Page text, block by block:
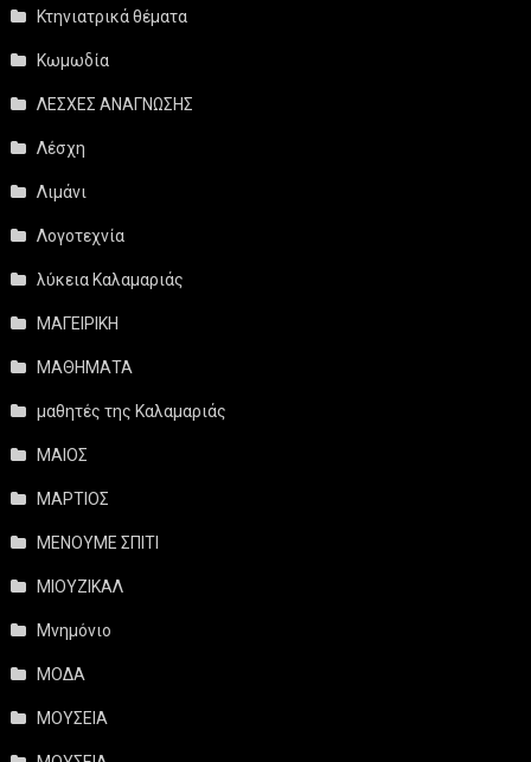
Κτηνιατρικά θέματα
Κωμωδία
ΛΕΣΧΕΣ ΑΝΑΓΝΩΣΗΣ
Λέσχη
Λιμάνι
Λογοτεχνία
λύκεια Καλαμαριάς
ΜΑΓΕΙΡΙΚΗ
ΜΑΘΗΜΑΤΑ
μαθητές της Καλαμαριάς
ΜΑΙΟΣ
ΜΑΡΤΙΟΣ
ΜΕΝΟΥΜΕ ΣΠΙΤΙ
ΜΙΟΥΖΙΚΑΛ
Μνημόνιο
ΜΟΔΑ
ΜΟΥΣΕΙΑ